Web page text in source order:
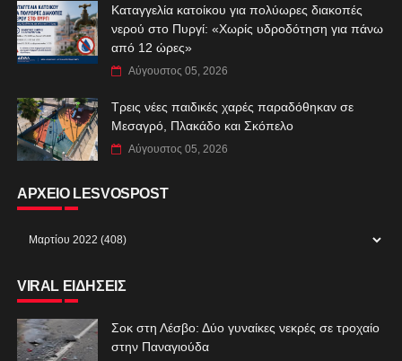
Καταγγελία κατοίκου για πολύωρες διακοπές
νερού στο Πυργί: «Χωρίς υδροδότηση για πάνω
από 12 ώρες»
Αύγουστος 05, 2026
Τρεις νέες παιδικές χαρές παραδόθηκαν σε
Μεσαγρό, Πλακάδο και Σκόπελο
Αύγουστος 05, 2026
ΑΡΧΕΙΟ LESVOSPOST
VIRAL ΕΙΔΗΣΕΙΣ
Σοκ στη Λέσβο: Δύο γυναίκες νεκρές σε τροχαίο
στην Παναγιούδα